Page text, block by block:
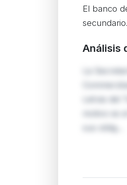
El banco
secundario.
Análisis
La
Letras del
motivo es
sus oblig…